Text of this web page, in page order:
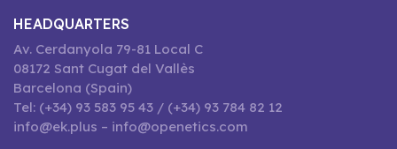
HEADQUARTERS
Av. Cerdanyola 79-81 Local C
08172 Sant Cugat del Vallès
Barcelona (Spain)
Tel: (+34) 93 583 95 43 / (+34) 93 784 82 12
info@ek.plus – info@openetics.com